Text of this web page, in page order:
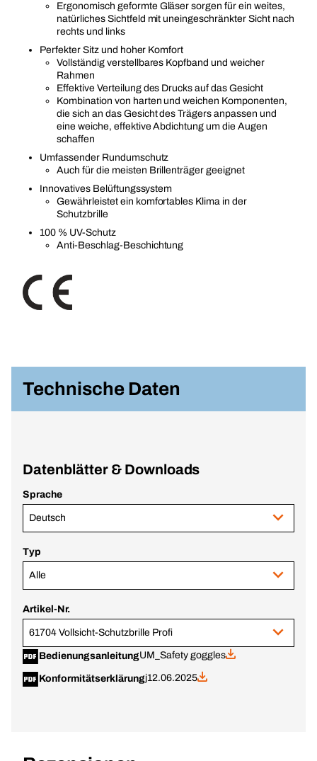
Ergonomisch geformte Gläser sorgen für ein weites,
natürliches Sichtfeld mit uneingeschränkter Sicht nach
rechts und links
Perfekter Sitz und hoher Komfort
Vollständig verstellbares Kopfband und weicher
Rahmen
Effektive Verteilung des Drucks auf das Gesicht
Kombination von harten und weichen Komponenten,
die sich an das Gesicht des Trägers anpassen und
eine weiche, effektive Abdichtung um die Augen
schaffen
Umfassender Rundumschutz
Auch für die meisten Brillenträger geeignet
Innovatives Belüftungssystem
Gewährleistet ein komfortables Klima in der
Schutzbrille
100 % UV-Schutz
Anti-Beschlag-Beschichtung
Technische Daten
Datenblätter & Downloads
Sprache
Deutsch
Typ
Alle
Artikel-Nr.
61704 Vollsicht-Schutzbrille Profi
BedienungsanleitungUM_Safety goggles
Konformitätserklärungj12.06.2025